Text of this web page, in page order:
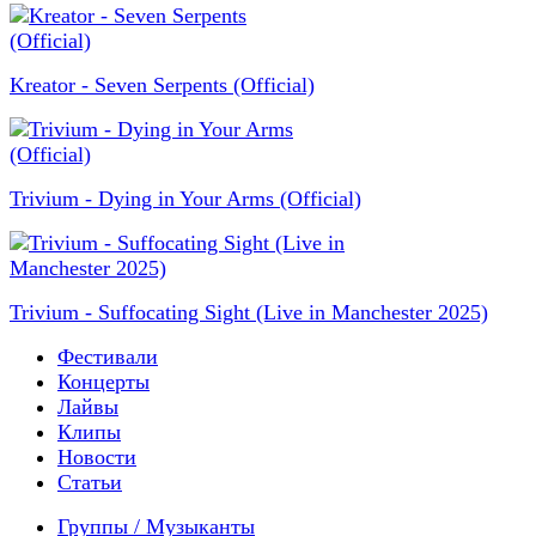
Kreator - Seven Serpents (Official)
Trivium - Dying in Your Arms (Official)
Trivium - Suffocating Sight (Live in Manchester 2025)
Фестивали
Концерты
Лайвы
Клипы
Новости
Статьи
Группы / Музыканты